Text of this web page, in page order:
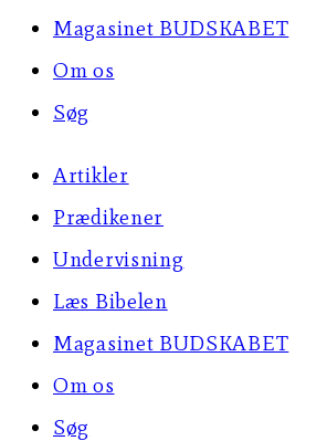
Magasinet BUDSKABET
Om os
Søg
Artikler
Prædikener
Undervisning
Læs Bibelen
Magasinet BUDSKABET
Om os
Søg